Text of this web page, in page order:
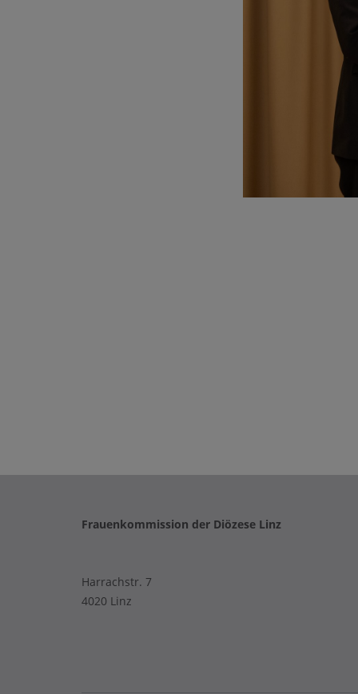
Frauenkommission der Diözese Linz
Harrachstr. 7
4020 Linz